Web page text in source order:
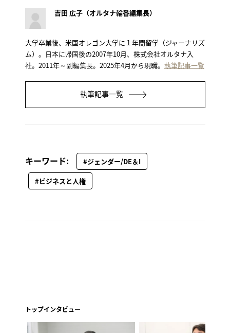
吉田 広子（オルタナ輪番編集長）
大学卒業後、米国オレゴン大学に１年間留学（ジャーナリズ
ム）。日本に帰国後の2007年10月、株式会社オルタナ入
社。2011年～副編集長。2025年4月から現職。 執筆記事一覧
執筆記事一覧
キーワード:
#ジェンダー/DE＆I
#ビジネスと人権
トップインタビュー